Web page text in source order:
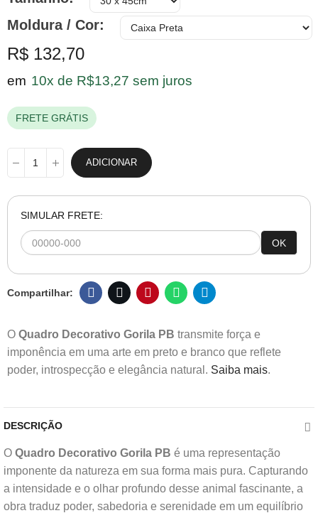
Moldura / Cor
R$ 132,70
em 10x de R$13,27 sem juros
FRETE GRÁTIS
ADICIONAR
SIMULAR FRETE:
OK
O Quadro Decorativo Gorila PB transmite força e
imponência em uma arte em preto e branco que reflete
poder, introspecção e elegância natural. Saiba mais.
DESCRIÇÃO
O Quadro Decorativo Gorila PB é uma representação
imponente da natureza em sua forma mais pura. Capturando
a intensidade e o olhar profundo desse animal fascinante, a
obra traduz poder, sabedoria e serenidade em um equilíbrio